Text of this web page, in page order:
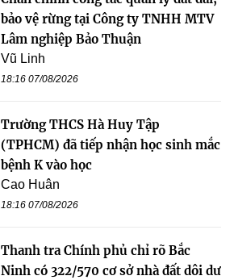
bảo vệ rừng tại Công ty TNHH MTV
Lâm nghiệp Bảo Thuận
Vũ Linh
18:16 07/08/2026
Trường THCS Hà Huy Tập
(TPHCM) đã tiếp nhận học sinh mắc
bệnh K vào học
Cao Huân
18:16 07/08/2026
Thanh tra Chính phủ chỉ rõ Bắc
Ninh có 322/570 cơ sở nhà đất dôi dư